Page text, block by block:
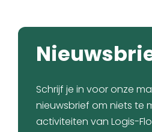
Schrijf je in voor onze
nieuwsbrief om niets te
activiteiten van Logis-